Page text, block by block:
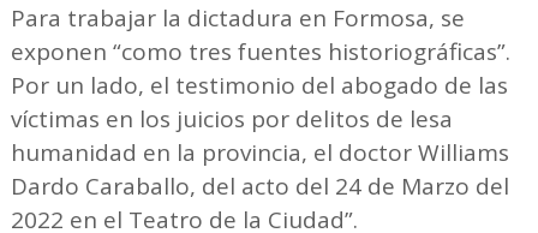
Para trabajar la dictadura en Formosa, se
exponen “como tres fuentes historiográficas”.
Por un lado, el testimonio del abogado de las
víctimas en los juicios por delitos de lesa
humanidad en la provincia, el doctor Williams
Dardo Caraballo, del acto del 24 de Marzo del
2022 en el Teatro de la Ciudad”.